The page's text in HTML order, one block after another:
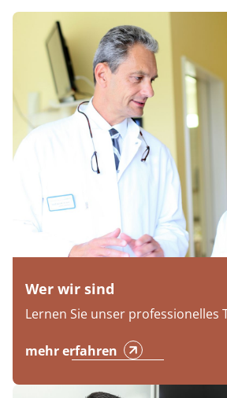
Wer wir sind
Lernen Sie unser professionelles
mehr erfahren